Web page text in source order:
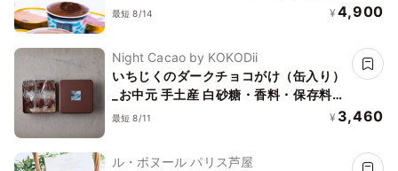
2026
最短 8/14 ¥ 4,900
Night Cacao by KOKODii
いちじくのダークチョコがけ（缶入り）
_お中元 手土産 白砂糖・香料・保存料不
使用
最短 8/11 ¥ 3,460
ル・ボヌール パリス芦屋